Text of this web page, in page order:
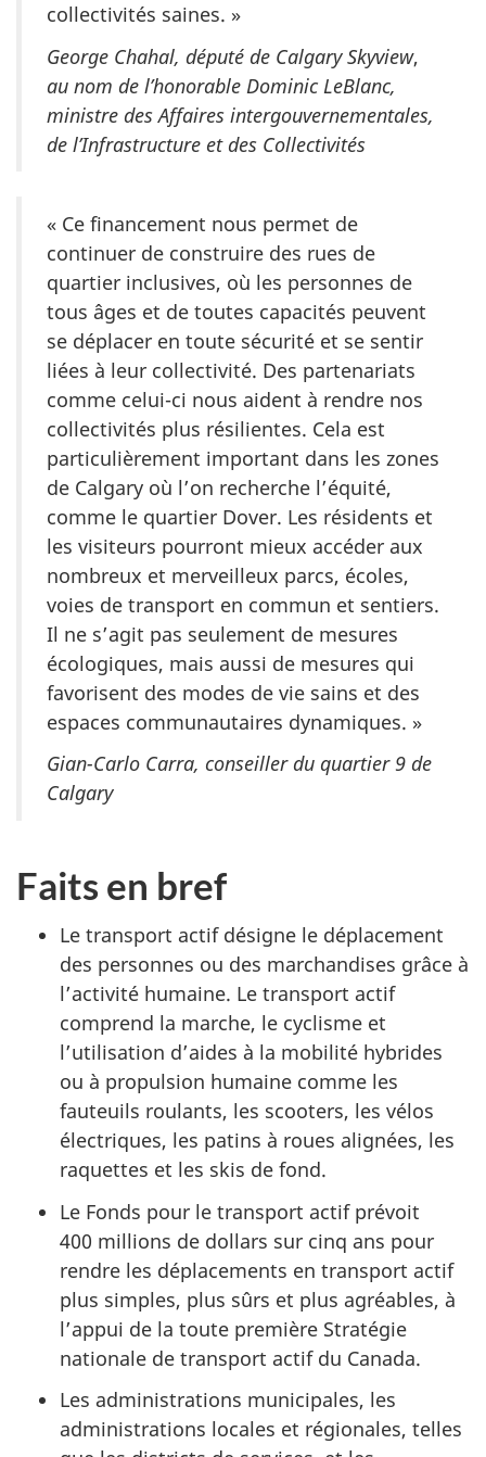
collectivités saines. »
George Chahal, député de Calgary Skyview,
au nom de l’honorable Dominic LeBlanc,
ministre des Affaires intergouvernementales,
de l’Infrastructure et des Collectivités
« Ce financement nous permet de
continuer de construire des rues de
quartier inclusives, où les personnes de
tous âges et de toutes capacités peuvent
se déplacer en toute sécurité et se sentir
liées à leur collectivité. Des partenariats
comme celui-ci nous aident à rendre nos
collectivités plus résilientes. Cela est
particulièrement important dans les zones
de Calgary où l’on recherche l’équité,
comme le quartier Dover. Les résidents et
les visiteurs pourront mieux accéder aux
nombreux et merveilleux parcs, écoles,
voies de transport en commun et sentiers.
Il ne s’agit pas seulement de mesures
écologiques, mais aussi de mesures qui
favorisent des modes de vie sains et des
espaces communautaires dynamiques. »
Gian-Carlo Carra, conseiller du quartier 9 de
Calgary
Faits en bref
Le transport actif désigne le déplacement
des personnes ou des marchandises grâce à
l’activité humaine. Le transport actif
comprend la marche, le cyclisme et
l’utilisation d’aides à la mobilité hybrides
ou à propulsion humaine comme les
fauteuils roulants, les scooters, les vélos
électriques, les patins à roues alignées, les
raquettes et les skis de fond.
Le Fonds pour le transport actif prévoit
400 millions de dollars sur cinq ans pour
rendre les déplacements en transport actif
plus simples, plus sûrs et plus agréables, à
l’appui de la toute première Stratégie
nationale de transport actif du Canada.
Les administrations municipales, les
administrations locales et régionales, telles